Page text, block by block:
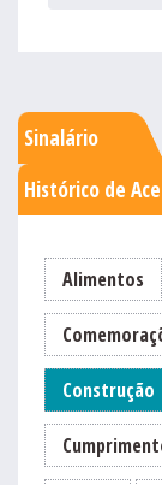
Sinalário
Histórico de
Alimentos
Construção